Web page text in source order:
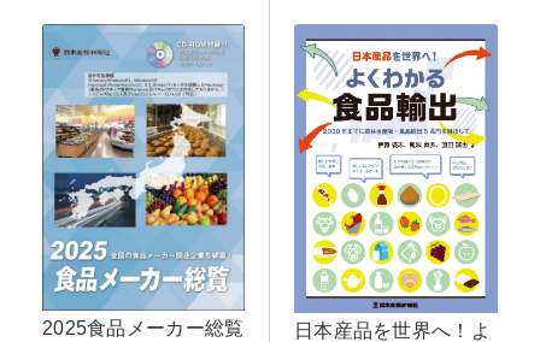
2025食品メーカー総覧
日本産品を世界へ！よ